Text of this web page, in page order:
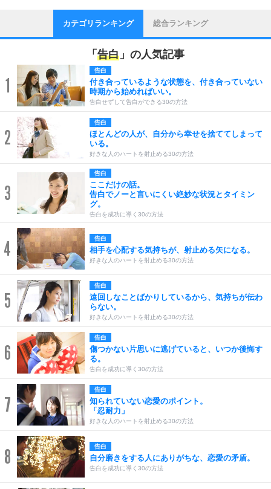
カテゴリランキング 総合ランキング
「 告白 」の人気記事
1
告白
付き合っているような状態を、付き合っていない
時期から始めればいい。
告白せずして告白ができる30の方法
2
告白
ほとんどの人が、自分から幸せを捨ててしまって
いる。
好きな人のハートを射止める30の方法
3
告白
ここだけの話。
告白でノーと言いにくい絶妙な状況とタイミン
グ。
告白を成功に導く30の方法
4 告白
相手を心配する気持ちが、射止める矢になる。
好きな人のハートを射止める30の方法
5
告白
遠回しなことばかりしているから、気持ちが伝わ
らない。
好きな人のハートを射止める30の方法
6
告白
傷つかない片思いに逃げていると、いつか後悔す
る。
告白を成功に導く30の方法
7
告白
知られていない恋愛のポイント。
「忍耐力」
好きな人のハートを射止める30の方法
8 告白
自分磨きをする人にありがちな、恋愛の矛盾。
告白を成功に導く30の方法